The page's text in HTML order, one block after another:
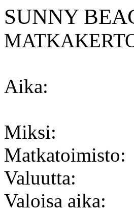
SUNNY
Aika:
Miksi:
Matkatoimisto:
Valuutta:
Valoisa aika: